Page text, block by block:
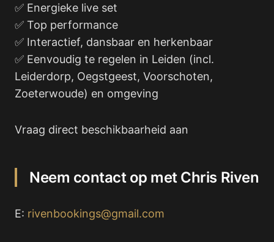
✅ Energieke live set
✅ Top performance
✅ Interactief, dansbaar en herkenbaar
✅ Eenvoudig te regelen in Leiden (incl.
Leiderdorp, Oegstgeest, Voorschoten,
Zoeterwoude) en omgeving
Vraag direct beschikbaarheid aan
Neem contact op met Chris Riven
E: rivenbookings@gmail.com